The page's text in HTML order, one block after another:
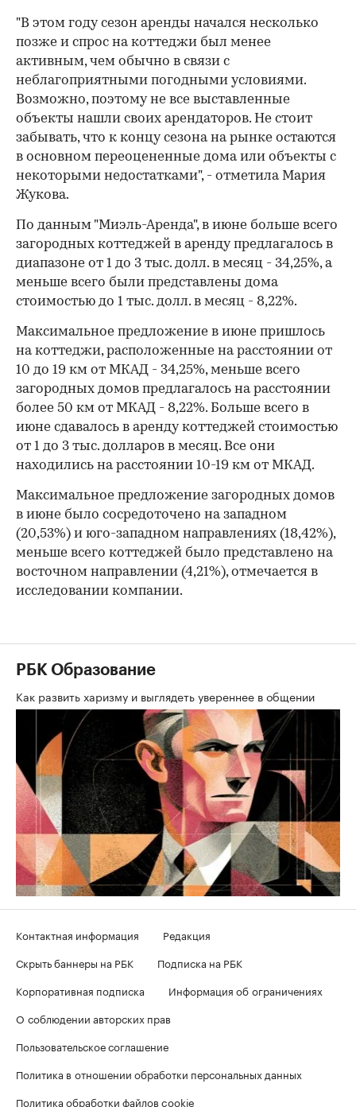
"В этом году сезон аренды начался несколько
позже и спрос на коттеджи был менее
активным, чем обычно в связи с
неблагоприятными погодными условиями.
Возможно, поэтому не все выставленные
объекты нашли своих арендаторов. Не стоит
забывать, что к концу сезона на рынке остаются
в основном переоцененные дома или объекты с
некоторыми недостатками", - отметила Мария
Жукова.
По данным "Миэль-Аренда", в июне больше всего
загородных коттеджей в аренду предлагалось в
диапазоне от 1 до 3 тыс. долл. в месяц - 34,25%, а
меньше всего были представлены дома
стоимостью до 1 тыс. долл. в месяц - 8,22%.
Максимальное предложение в июне пришлось
на коттеджи, расположенные на расстоянии от
10 до 19 км от МКАД - 34,25%, меньше всего
загородных домов предлагалось на расстоянии
более 50 км от МКАД - 8,22%. Больше всего в
июне сдавалось в аренду коттеджей стоимостью
от 1 до 3 тыс. долларов в месяц. Все они
находились на расстоянии 10-19 км от МКАД.
Максимальное предложение загородных домов
в июне было сосредоточено на западном
(20,53%) и юго-западном направлениях (18,42%),
меньше всего коттеджей было представлено на
восточном направлении (4,21%), отмечается в
исследовании компании.
РБК Образование
Как развить харизму и выглядеть увереннее в общении
Контактная информация
Редакция
Скрыть баннеры на РБК
Подписка на РБК
Корпоративная подписка
Информация об ограничениях
О соблюдении авторских прав
Пользовательское соглашение
Политика в отношении обработки персональных данных
Политика обработки файлов cookie